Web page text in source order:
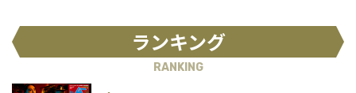
ランキング
RANKING